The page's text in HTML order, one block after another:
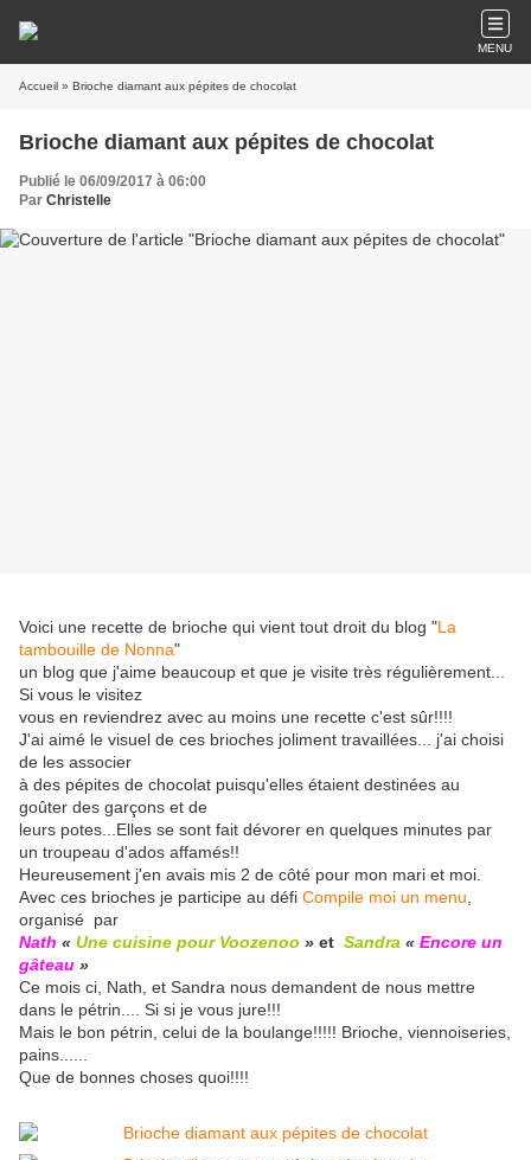
MENU
Accueil » Brioche diamant aux pépites de chocolat
Brioche diamant aux pépites de chocolat
Publié le 06/09/2017 à 06:00
Par Christelle
Voici une recette de brioche qui vient tout droit du blog "La
tambouille de Nonna"
un blog que j'aime beaucoup et que je visite très régulièrement...
Si vous le visitez
vous en reviendrez avec au moins une recette c'est sûr!!!!
J'ai aimé le visuel de ces brioches joliment travaillées... j'ai choisi
de les associer
à des pépites de chocolat puisqu'elles étaient destinées au
goûter des garçons et de
leurs potes...Elles se sont fait dévorer en quelques minutes par
un troupeau d'ados affamés!!
Heureusement j'en avais mis 2 de côté pour mon mari et moi.
Avec ces brioches je participe au défi Compile moi un menu
organisé par
Nath « Une cuisine pour Voozenoo » et Sandra « Encore un
gâteau »
Ce mois ci, Nath, et Sandra nous demandent de nous mettre
dans le pétrin.... Si si je vous jure!!!
Mais le bon pétrin, celui de la boulange!!!!! Brioche, viennoiseries,
pains......
Que de bonnes choses quoi!!!!